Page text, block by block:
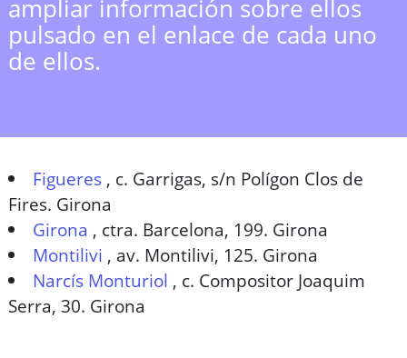
ampliar información sobre ellos
pulsado en el enlace de cada uno
de ellos.
Figueres , c. Garrigas, s/n Polígon Clos de
Fires. Girona
Girona , ctra. Barcelona, 199. Girona
Montilivi , av. Montilivi, 125. Girona
Narcís Monturiol , c. Compositor Joaquim
Serra, 30. Girona